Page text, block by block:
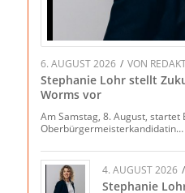
6. AUGUST 2026 / VON
Stephanie Lohr stellt
Worms vor
Am Samstag, 8. August,
Oberbürgermeisterkandidatin…
4. AUGUST 2026 /
Stephanie